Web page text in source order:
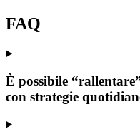
FAQ
È possibile
con strategie